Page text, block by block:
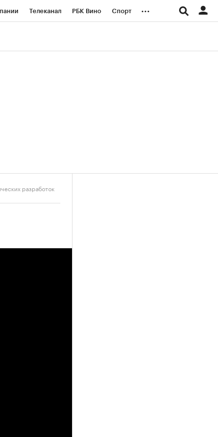
Телеканал РБК Вино Спорт ...
разработок